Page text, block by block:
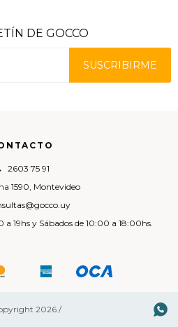
2603 75 91
1590, Montevideo
a 19hs y Sábados de 10:00 a 18:00hs.
DE GOCCO
SUSCRIBIRME
2026 /
